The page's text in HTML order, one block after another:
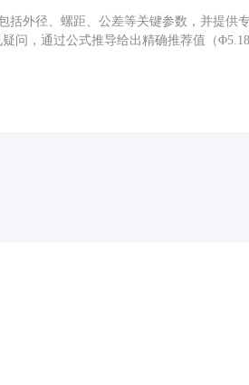
括外径、螺距、公差等关键参数，并提供
问，通过公式推导给出精确推荐值（